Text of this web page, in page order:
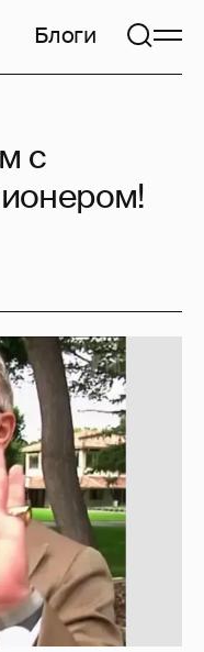
Блоги
с